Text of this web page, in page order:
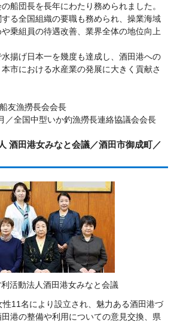
船団長を長年にわたり務められました。
る全国組織の要職も務められ、操業海域
乗組員の待遇改善、業界全体の地位向上
揚げ日本一を幾度も達成し、酒田港への
市における水産業の発展に大きく貢献さ
友漁撈長会会長
／全国中型いか釣漁撈長連絡協議会会長
酒田港女みなと会議／酒田市御成町／
活動法人酒田港女みなと会議
11名により設立され、魅力ある酒田港づ
港の整備や利用についての意見交換、県